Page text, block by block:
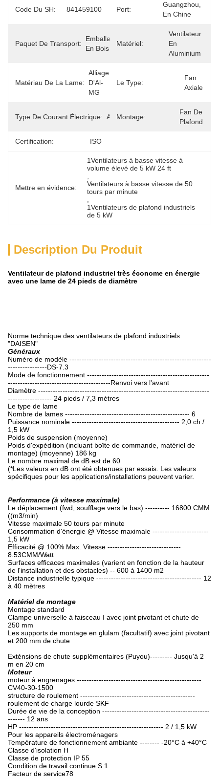
Code Du SH: 841459100 Port:
Guangzhou,
En Chine
Paquet De Transport:
Emballage
En Bois
Matériel:
Ventilateur
En
Aluminium
Matériau De La Lame:
Alliage
D'Al-
MG
Le Type:
Fan
Axiale
Type De Courant Électrique: AC Montage:
Fan De
Plafond
Certification: ISO
Mettre en évidence:
1Ventilateurs à basse vitesse à
volume élevé de 5 kW 24 ft
Ventilateurs à basse vitesse de 50
tours par minute
1Ventilateurs de plafond industriels
de 5 kW
Description Du Produit
Ventilateur de plafond industriel très économe en énergie
avec une lame de 24 pieds de diamètre
Norme technique des ventilateurs de plafond industriels
"DAISEN"
Généraux
Numéro de modèle ----------------------------------------------------------
----------------DS-7.3
Mode de fonctionnement --------------------------------------------------
------------------------------------------Renvoi vers l'avant
Diamètre ----------------------------------------------------------------------
------------------ 24 pieds / 7,3 mètres
Le type de lame
Nombre de lames --------------------------------------------------- 6
Puissance nominale -------------------------------------------- 2,0 ch /
1,5 kW
Poids de suspension (moyenne)
Poids d'expédition (incluant boîte de commande, matériel de
montage) (moyenne) 186 kg
Le nombre maximal de dB est de 60
(*Les valeurs en dB ont été obtenues par essais. Les valeurs
spécifiques pour les applications/installations peuvent varier.
Performance (à vitesse maximale)
Le déplacement (fwd, soufflage vers le bas) ---------- 16800 CMM
((m3/min)
Vitesse maximale 50 tours par minute
Consommation d'énergie @ Vitesse maximale -----------------------
1,5 kW
Efficacité @ 100% Max. Vitesse ------------------------------
8.53CMM/Watt
Surfaces efficaces maximales (varient en fonction de la hauteur
de l'installation et des obstacles) -- 600 à 1400 m2
Distance industrielle typique ------------------------------------------- 12
à 40 mètres
Matériel de montage
Montage standard
Clampe universelle à faisceau I avec joint pivotant et chute de
250 mm
Les supports de montage en glulam (facultatif) avec joint pivotant
et 200 mm de chute
Exténsions de chute supplémentaires (Puyou)--------- Jusqu'à 2
m en 20 cm
Moteur
moteur à engrenages ---------------------------------------------------
CV40-30-1500
structure de roulement -----------------------------------------------
roulement de charge lourde SKF
Durée de vie de la conception --------------------------------------------
------- 12 ans
HP ----------------------------------------------------------- 2 / 1,5 kW
Pour les appareils électroménagers
Température de fonctionnement ambiante -------- -20°C à +40°C
Classe d'isolation H
Classe de protection IP 55
Condition de travail continue S 1
Facteur de service78